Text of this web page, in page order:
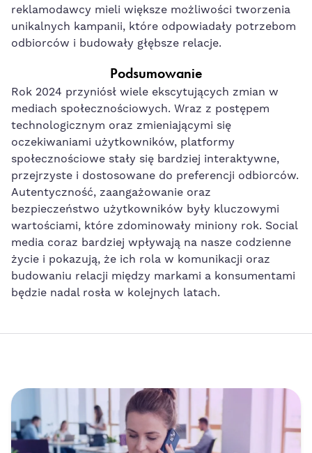
reklamodawcy mieli większe możliwości tworzenia
unikalnych kampanii, które odpowiadały potrzebom
odbiorców i budowały głębsze relacje.
Podsumowanie
Rok 2024 przyniósł wiele ekscytujących zmian w
mediach społecznościowych. Wraz z postępem
technologicznym oraz zmieniającymi się
oczekiwaniami użytkowników, platformy
społecznościowe stały się bardziej interaktywne,
przejrzyste i dostosowane do preferencji odbiorców.
Autentyczność, zaangażowanie oraz
bezpieczeństwo użytkowników były kluczowymi
wartościami, które zdominowały miniony rok. Social
media coraz bardziej wpływają na nasze codzienne
życie i pokazują, że ich rola w komunikacji oraz
budowaniu relacji między markami a konsumentami
będzie nadal rosła w kolejnych latach.